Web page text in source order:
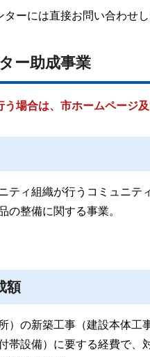
ーには直接お問い合わせ
ー助成事業
場合は、市ホームページ
ティ組織が行うコミュニテ
の整備に関する事業。
額
）の新築工事（建設本体
帯設備）に要する経費で、